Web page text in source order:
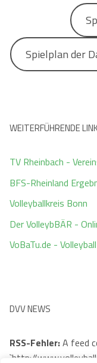
Spielplan der
WEITERFÜHRENDE
TV Rheinbach -
BFS-Rheinland
Volleyballkreis Bonn
Der VolleybBÄR -
VoBaTu.de -
DVV NEWS
RSS-Fehler:A feed
`http://